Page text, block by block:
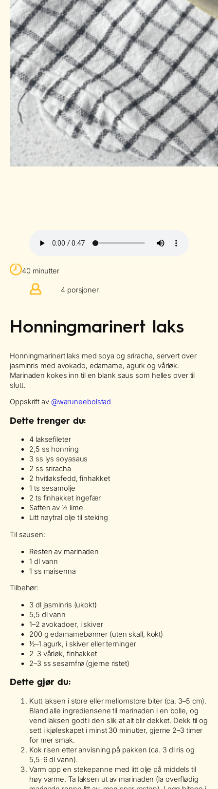
40 minutter
4 porsjoner
Honningmarinert laks
Honningmarinert laks med soya og sriracha, servert over
jasminris med avokado, edamame, agurk og vårløk.
Marinaden kokes inn til en blank saus som helles over til
slutt.
Oppskrift av @waruneebolstad
Dette trenger du:
4 laksefileter
2,5 ss honning
3 ss lys soyasaus
2 ss sriracha
2 hvitløksfedd, finhakket
1 ts sesamolje
2 ts finhakket ingefær
Saften av ½ lime
Litt nøytral olje til steking
Til sausen:
Resten av marinaden
1 dl vann
1 ss maisenna
Tilbehør:
3 dl jasminris (ukokt)
5,5 dl vann
1–2 avokadoer, i skiver
200 g edamamebønner (uten skall, kokt)
½–1 agurk, i skiver eller terninger
2–3 vårløk, finhakket
2–3 ss sesamfrø (gjerne ristet)
Dette gjør du:
Kutt laksen i store eller mellomstore biter (ca. 3–5 cm).
Bland alle ingrediensene til marinaden i en bolle, og
vend laksen godt i den slik at alt blir dekket. Dekk til og
sett i kjøleskapet i minst 30 minutter, gjerne 2–3 timer
for mer smak.
Kok risen etter anvisning på pakken (ca. 3 dl ris og
5,5-6 dl vann).
Varm opp en stekepanne med litt olje på middels til
høy varme. Ta laksen ut av marinaden (la overflødig